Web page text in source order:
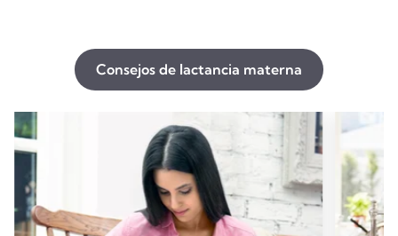
Consejos de lactancia materna